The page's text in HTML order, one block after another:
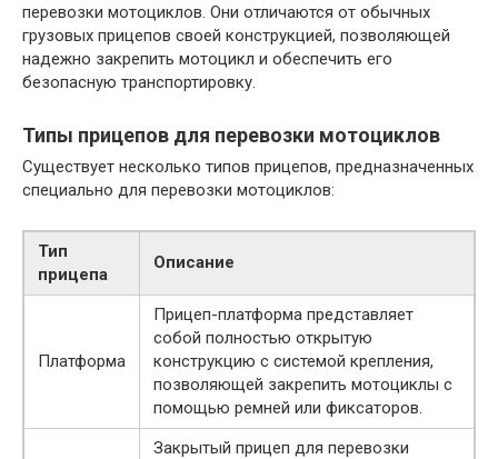
перевозки мотоциклов. Они отличаются от обычных
грузовых прицепов своей конструкцией, позволяющей
надежно закрепить мотоцикл и обеспечить его
безопасную транспортировку.
Типы прицепов для перевозки мотоциклов
Существует несколько типов прицепов, предназначенных
специально для перевозки мотоциклов:
Тип
прицепа
Описание
Платформа
Прицеп-платформа представляет
собой полностью открытую
конструкцию с системой крепления,
позволяющей закрепить мотоциклы с
помощью ремней или фиксаторов.
Закрытый прицеп для перевозки